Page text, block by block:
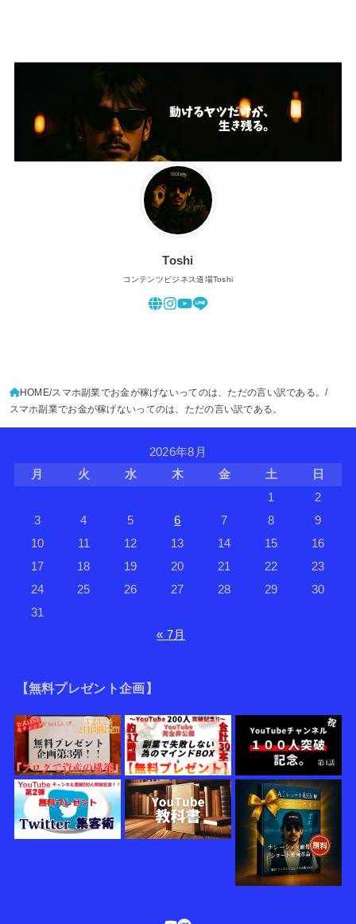
Toshi
コンテンツビジネス道場Toshi
HOME スマホ副業でお金が稼げないってのは、ただの言い訳である。
スマホ副業でお金が稼げないってのは、ただの言い訳である。
2026年8月
月
火 水 木 金 土
日
1
2
3
4 5 6 7 8
9
10
11 12 13 14 15
16
17
18 19 20 21 22
23
24
25 26 27 28 29
30
31
« 7月
【無料プレゼント企画】